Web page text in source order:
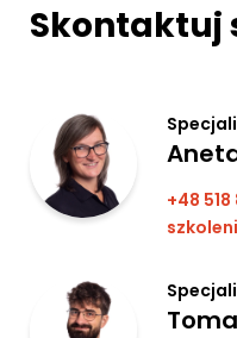
Skontaktuj
+48 518